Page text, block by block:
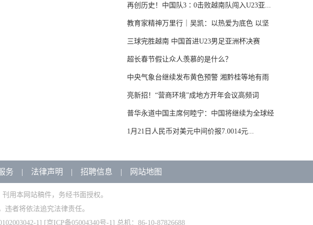
再创历史！中国队3∶0击败越南队闯入U23亚...
教育家精神万里行｜吴凯：以热爱为底色 以坚
守...
三球完胜越南 中国首进U23男足亚洲杯决赛
超长春节假让众人羡慕的是什么？
中央气象台继续发布黄色预警 湘黔桂等地有雨
雪...
亮新招！“营商环境”成地方开年会议高频词
普华永道中国主席何睦宁：中国将继续为全球经
济...
1月21日人民币对美元中间价报7.0014元...
务 | 法律声明 | 招聘信息 | 网站地图
用本网站稿件，务经书面授权。
者将依法追究法律责任。
1] [京ICP备05004340号-1] 总机：86-10-87826688